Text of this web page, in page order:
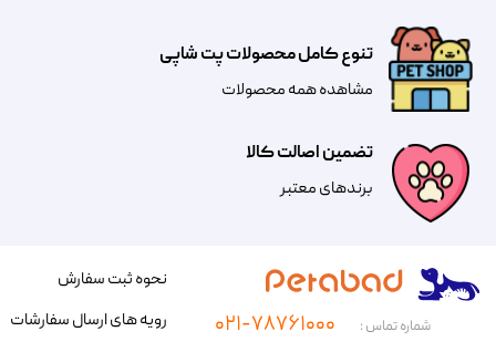
تضمین اصالت کالا
​​برندهای معتبر​​​​​​​
تنوع کامل محصولات پت شاپی
مشاهده همه محصولات
شماره تماس : ۰۲۱-۷۸۷۶۱۰۰۰
نحوه ثبت سفارش
رویه های ارسال سفارشات